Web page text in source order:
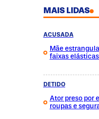
MAIS LIDAS
ACUSADA
Mãe
faixas
DETIDO
Ator preso por
roupas e